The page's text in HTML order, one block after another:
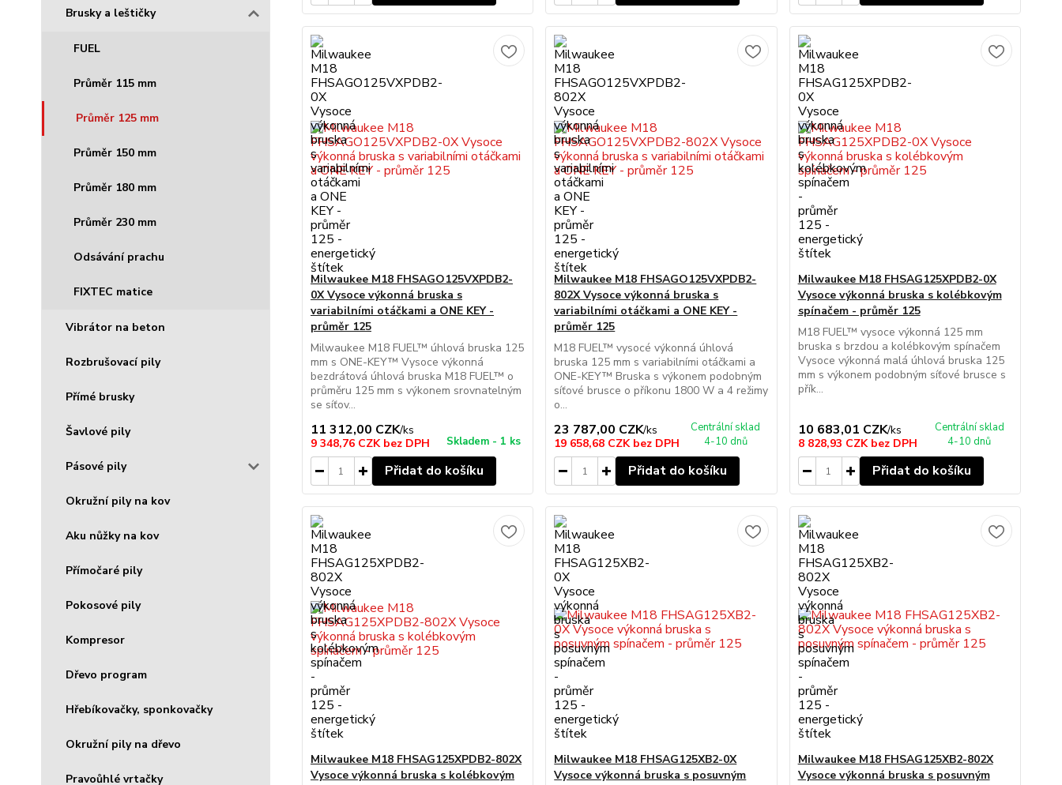
Brusky a leštičky
FUEL
Průměr 115 mm
Průměr 125 mm
Průměr 150 mm
Průměr 180 mm
Průměr 230 mm
Odsávání prachu
FIXTEC matice
Vibrátor na beton
Rozbrušovací pily
Přímé brusky
Šavlové pily
Pásové pily
Okružní pily na kov
Aku nůžky na kov
Přímočaré pily
Pokosové pily
Kompresor
Dřevo program
Hřebíkovačky, sponkovačky
Okružní pily na dřevo
Pravoůhlé vrtačky
Milwaukee M18 FHSAGO125VXPDB2-
0X Vysoce výkonná bruska s
variabilními otáčkami a ONE KEY -
průměr 125
Milwaukee M18 FUEL™ úhlová bruska 125
mm s ONE-KEY™ Vysoce výkonná
bezdrátová úhlová bruska M18 FUEL™ o
průměru 125 mm s výkonem srovnatelným
se síťov...
11 312,00 CZK/ks
9 348,76 CZK bez DPH Skladem - 1 ks
Přidat do košíku
Milwaukee M18 FHSAGO125VXPDB2-
802X Vysoce výkonná bruska s
variabilními otáčkami a ONE KEY -
průměr 125
M18 FUEL™ vysocé výkonná úhlová
bruska 125 mm s variabilními otáčkami a
ONE-KEY™ Bruska s výkonem podobným
síťové brusce o příkonu 1800 W a 4 režimy
o...
23 787,00 CZK/ks
19 658,68 CZK bez DPH
Centrální sklad
4-10 dnů
Přidat do košíku
Milwaukee M18 FHSAG125XPDB2-0X
Vysoce výkonná bruska s kolébkovým
spínačem - průměr 125
M18 FUEL™ vysoce výkonná 125 mm
bruska s brzdou a kolébkovým spínačem
Vysoce výkonná malá úhlová bruska 125
mm s výkonem podobným síťové brusce s
přík...
10 683,01 CZK/ks
8 828,93 CZK bez DPH
Centrální sklad
4-10 dnů
Přidat do košíku
Milwaukee M18 FHSAG125XPDB2-802X
Vysoce výkonná bruska s kolébkovým
Milwaukee M18 FHSAG125XB2-0X
Vysoce výkonná bruska s posuvným
Milwaukee M18 FHSAG125XB2-802X
Vysoce výkonná bruska s posuvným